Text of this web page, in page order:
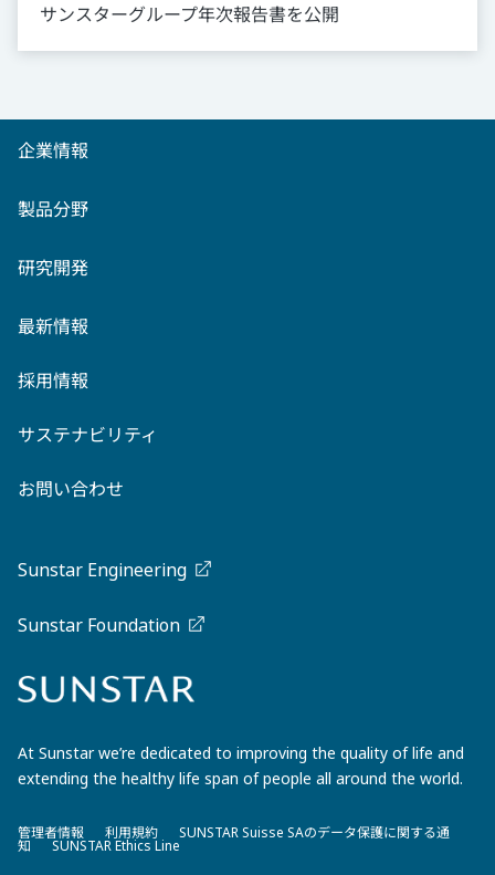
サンスターグループ年次報告書を公開
企業情報
製品分野
研究開発
最新情報
採用情報
サステナビリティ
お問い合わせ
Sunstar Engineering
Sunstar Foundation
At Sunstar we’re dedicated to improving the quality of life and
extending the healthy life span of people all around the world.
管理者情報 利用規約 SUNSTAR Suisse SAのデータ保護に関する通
知
SUNSTAR Ethics Line